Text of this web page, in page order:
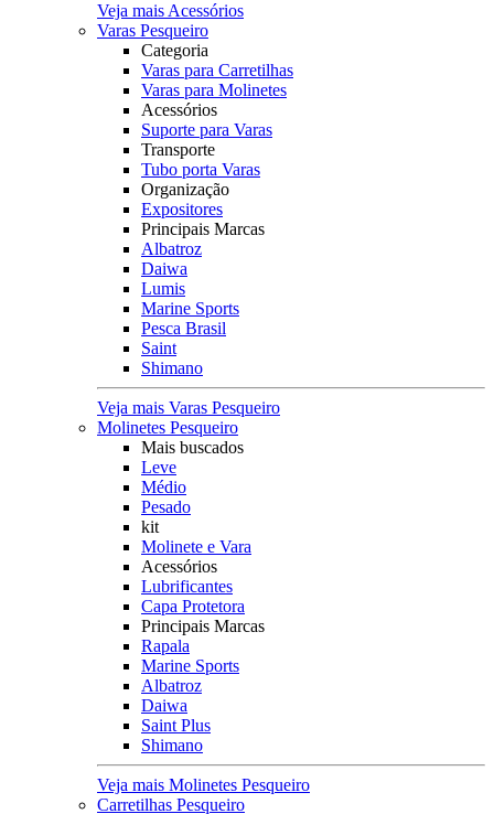
Veja mais Acessórios
Varas Pesqueiro
Categoria
Varas para Carretilhas
Varas para Molinetes
Acessórios
Suporte para Varas
Transporte
Tubo porta Varas
Organização
Expositores
Principais Marcas
Albatroz
Daiwa
Lumis
Marine Sports
Pesca Brasil
Saint
Shimano
Veja mais Varas Pesqueiro
Molinetes Pesqueiro
Mais buscados
Leve
Médio
Pesado
kit
Molinete e Vara
Acessórios
Lubrificantes
Capa Protetora
Principais Marcas
Rapala
Marine Sports
Albatroz
Daiwa
Saint Plus
Shimano
Veja mais Molinetes Pesqueiro
Carretilhas Pesqueiro